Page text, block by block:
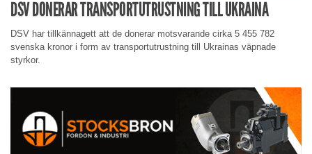
DSV DONERAR TRANSPORTUTRUSTNING TILL UKRAINA
DSV har tillkännagett att de donerar motsvarande cirka 5 455 782
svenska kronor i form av transportutrustning till Ukrainas väpnade
styrkor.